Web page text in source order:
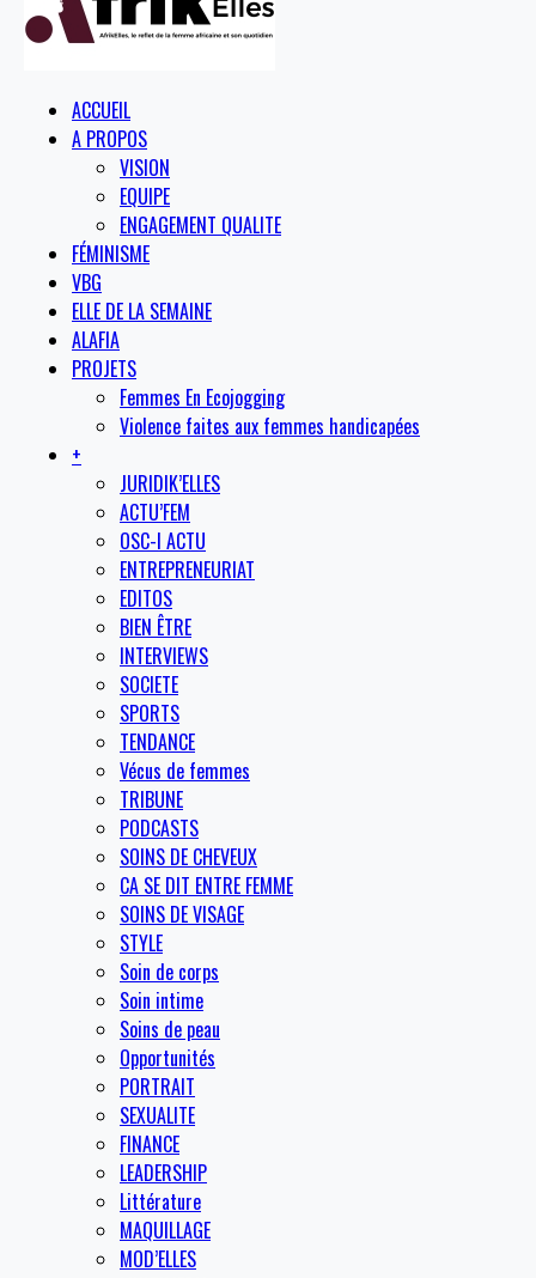
ACCUEIL
A PROPOS
VISION
EQUIPE
ENGAGEMENT QUALITE
FÉMINISME
VBG
ELLE DE LA SEMAINE
ALAFIA
PROJETS
Femmes En Ecojogging
Violence faites aux femmes handicapées
+
JURIDIK’ELLES
ACTU’FEM
OSC-I ACTU
ENTREPRENEURIAT
EDITOS
BIEN ÊTRE
INTERVIEWS
SOCIETE
SPORTS
TENDANCE
Vécus de femmes
TRIBUNE
PODCASTS
SOINS DE CHEVEUX
CA SE DIT ENTRE FEMME
SOINS DE VISAGE
STYLE
Soin de corps
Soin intime
Soins de peau
Opportunités
PORTRAIT
SEXUALITE
FINANCE
LEADERSHIP
Littérature
MAQUILLAGE
MOD’ELLES